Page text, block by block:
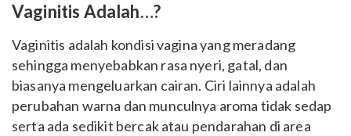
Vaginitis Adalah…?
Vaginitis adalah kondisi vagina yang meradang
sehingga menyebabkan rasa nyeri, gatal, dan
biasanya mengeluarkan cairan. Ciri lainnya adalah
perubahan warna dan munculnya aroma tidak sedap
serta ada sedikit bercak atau pendarahan di area